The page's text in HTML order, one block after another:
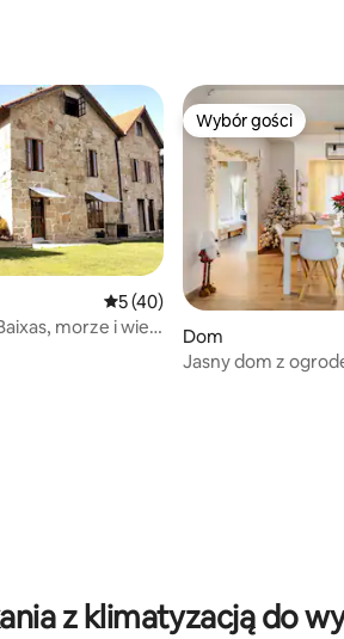
206
Wybór gości
Średnia ocena: 5 na 5, liczba
5 (40)
morze i wiele
Wybór gości
Wybór gości
Dom
Jasny dom z
z klimatyzacją do